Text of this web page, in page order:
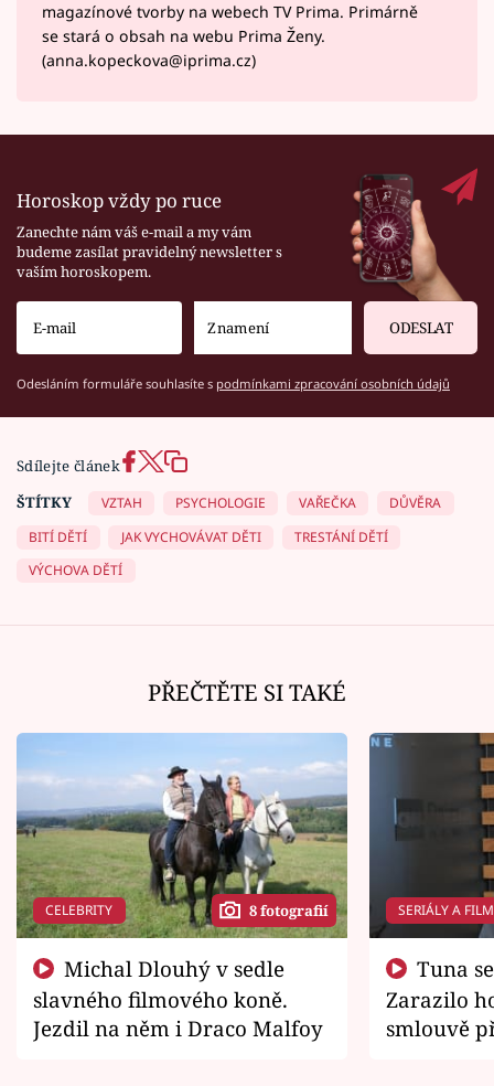
magazínové tvorby na webech TV Prima. Primárně
se stará o obsah na webu Prima Ženy.
(anna.kopeckova@iprima.cz)
Horoskop vždy po ruce
Zanechte nám váš e-mail a my vám
budeme zasílat pravidelný newsletter s
vaším horoskopem.
ODESLAT
Odesláním formuláře souhlasíte s podmínkami zpracování osobních údajů
Sdílejte článek
ŠTÍTKY
VZTAH PSYCHOLOGIE VAŘEČKA
DŮVĚRA
BITÍ DĚTÍ
JAK VYCHOVÁVAT DĚTI
TRESTÁNÍ DĚTÍ
VÝCHOVA DĚTÍ
PŘEČTĚTE SI TAKÉ
CELEBRITY 8 fotografií
slavného filmového koně.
Jezdil na něm i Draco Malfoy
SERIÁLY A
Zarazilo
smlouvě